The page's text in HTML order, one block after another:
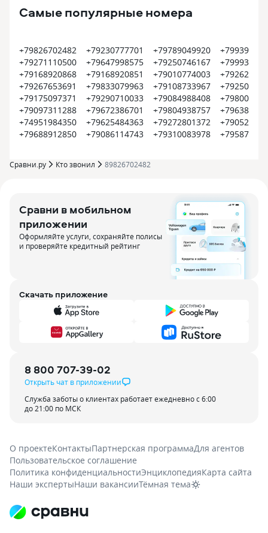
Самые популярные номера
+79826702482
+79271110500
+79168920868
+79267653691
+79175097371
+79097311288
+74951984350
+79688912850
+79230777701
+79647998575
+79168920851
+79833079963
+79290710033
+79672386701
+79625484363
+79086114743
+79789049920
+79250746167
+79010774003
+79108733967
+79084988408
+79804938757
+79272801372
+79310083978
Сравни.ру Кто звонил 89826702482
Сравни в мобильном
приложении
Оформляйте услуги, сохраняйте полисы
и проверяйте кредитный рейтинг
Скачать приложение
8 800 707-39-02
Открыть чат в приложении
Служба заботы о клиентах работает ежедневно с 6:00
до 21:00 по МСК
О проектеКонтактыПартнерская программаДля агентов
Пользовательское соглашение
Политика конфиденциальностиЭнциклопедияКарта сайта
Наши экспертыНаши вакансииТёмная тема